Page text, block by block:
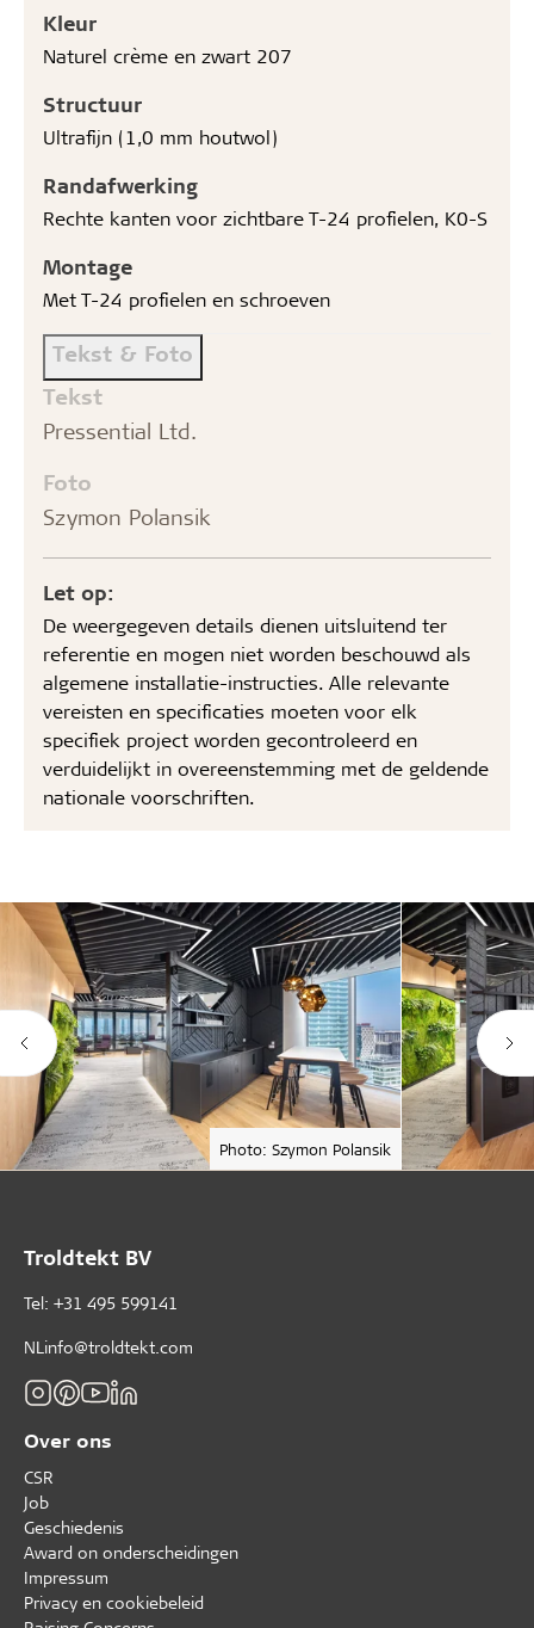
Kleur
Naturel crème en zwart 207
Structuur
Ultrafijn (1,0 mm houtwol)
Randafwerking
Rechte kanten voor zichtbare T-24 profielen, K0-S
Montage
Met T-24 profielen en schroeven
Tekst & Foto
Tekst
Pressential Ltd.
Foto
Szymon Polansik
Let op:
De weergegeven details dienen uitsluitend ter
referentie en mogen niet worden beschouwd als
algemene installatie-instructies. Alle relevante
vereisten en specificaties moeten voor elk
specifiek project worden gecontroleerd en
verduidelijkt in overeenstemming met de geldende
nationale voorschriften.
Photo: Szymon Polansik
Troldtekt BV
Tel: +31 495 599141
NLinfo@troldtekt.com
Over ons
CSR
Job
Geschiedenis
Award on onderscheidingen
Impressum
Privacy en cookiebeleid